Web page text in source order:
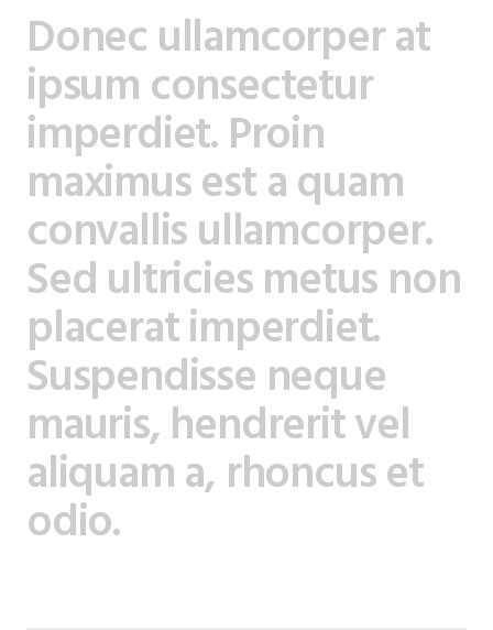
Donec ullamcorper at
ipsum consectetur
imperdiet. Proin
maximus est a quam
convallis ullamcorper.
Sed ultricies metus non
placerat imperdiet.
Suspendisse neque
mauris, hendrerit vel
aliquam a, rhoncus et
odio.